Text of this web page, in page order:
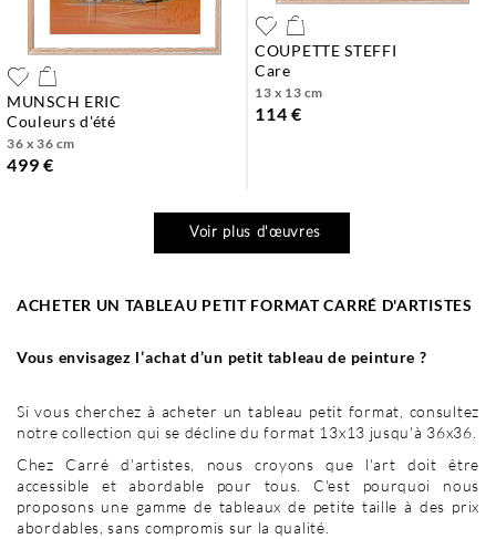
MUNSCH ERIC
couleurs d'été
36 x 36 cm
499 €
COUPETTE STEFFI
care
13 x 13 cm
114 €
Voir plus d'œuvres
ACHETER UN TABLEAU PETIT FORMAT CARRÉ D'ARTISTES
Vous envisagez l’achat d’un petit tableau de peinture ?
Si vous cherchez à acheter un tableau petit format, consultez
notre collection qui se décline du format 13x13 jusqu'à 36x36.
Chez Carré d'artistes, nous croyons que l'art doit être
accessible et abordable pour tous. C'est pourquoi nous
proposons une gamme de tableaux de petite taille à des prix
abordables, sans compromis sur la qualité.